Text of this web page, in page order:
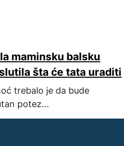
maminsku balsku
šta će tata uraditi
trebalo je da bude
potez...